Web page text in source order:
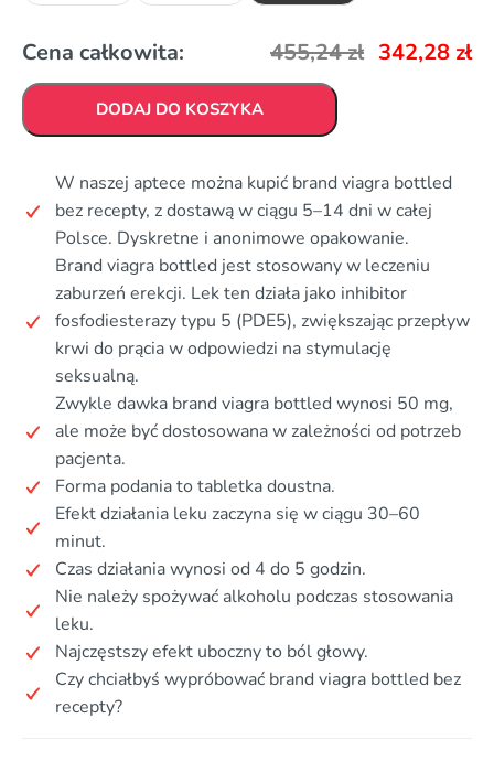
Cena całkowita: 455,24zł 342,28 zł
DODAJ DO KOSZYKA
W naszej aptece można kupić brand viagra bottled
bez recepty, z dostawą w ciągu 5–14 dni w całej
Polsce. Dyskretne i anonimowe opakowanie.
Brand viagra bottled jest stosowany w leczeniu
zaburzeń erekcji. Lek ten działa jako inhibitor
fosfodiesterazy typu 5 (PDE5), zwiększając przepływ
krwi do prącia w odpowiedzi na stymulację
seksualną.
Zwykle dawka brand viagra bottled wynosi 50 mg,
ale może być dostosowana w zależności od potrzeb
pacjenta.
Forma podania to tabletka doustna.
Efekt działania leku zaczyna się w ciągu 30–60
minut.
Czas działania wynosi od 4 do 5 godzin.
Nie należy spożywać alkoholu podczas stosowania
leku.
Najczęstszy efekt uboczny to ból głowy.
Czy chciałbyś wypróbować brand viagra bottled bez
recepty?